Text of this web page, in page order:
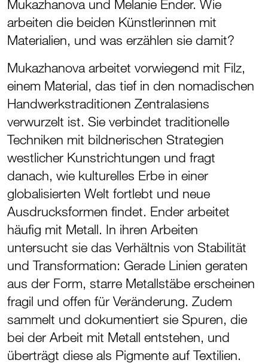
Mukazhanova und Melanie Ender. Wie
arbeiten die beiden Künstlerinnen mit
Materialien, und was erzählen sie damit?
Mukazhanova arbeitet vorwiegend mit Filz,
einem Material, das tief in den nomadischen
Handwerkstraditionen Zentralasiens
verwurzelt ist. Sie verbindet traditionelle
Techniken mit bildnerischen Strategien
westlicher Kunstrichtungen und fragt
danach, wie kulturelles Erbe in einer
globalisierten Welt fortlebt und neue
Ausdrucksformen findet. Ender arbeitet
häufig mit Metall. In ihren Arbeiten
untersucht sie das Verhältnis von Stabilität
und Transformation: Gerade Linien geraten
aus der Form, starre Metallstäbe erscheinen
fragil und offen für Veränderung. Zudem
sammelt und dokumentiert sie Spuren, die
bei der Arbeit mit Metall entstehen, und
überträgt diese als Pigmente auf Textilien.